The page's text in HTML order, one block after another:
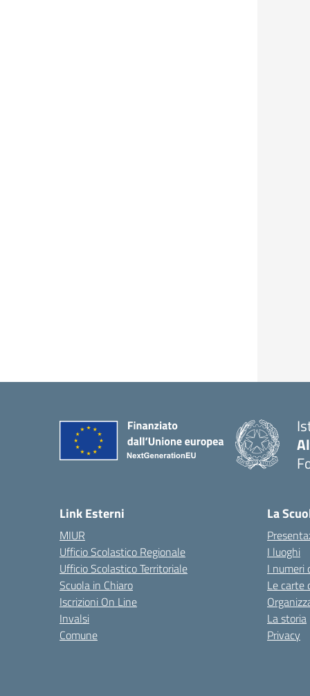
Link Esterni
MIUR
Ufficio Scolastico Regionale
Ufficio Scolastico Territoriale
Scuola in Chiaro
Iscrizioni On Line
Invalsi
Comune
La
I luoghi
I numeri
Le carte
La storia
Privacy